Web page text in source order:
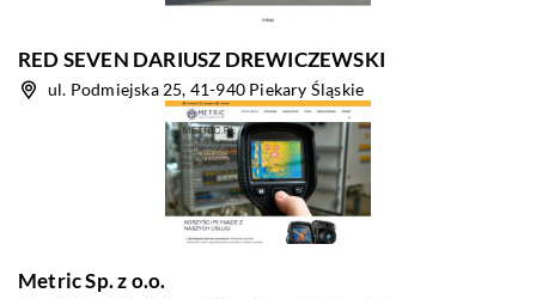
RED SEVEN DARIUSZ DREWICZEWSKI
ul. Podmiejska 25, 41-940 Piekary Śląskie
Metric Sp. z o.o.